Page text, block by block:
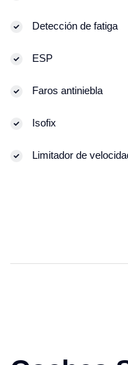
Detección de fatiga
ESP
Faros antiniebla
Isofix
Limitador de